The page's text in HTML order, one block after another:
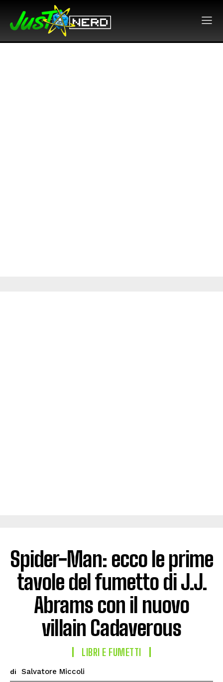
Spider-Man: ecco le prime
tavole del fumetto di J.J.
Abrams con il nuovo
villain Cadaverous
LIBRI E FUMETTI
di Salvatore Miccoli